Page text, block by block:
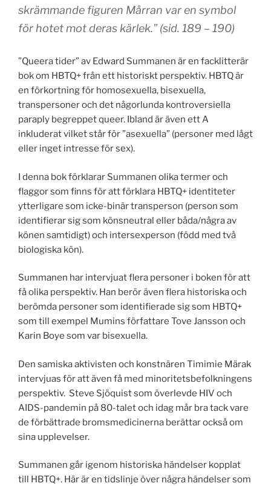
skrämmande figuren Mårran var en symbol
för hotet mot deras kärlek.” (sid. 189 – 190)
”Queera tider” av Edward Summanen är en facklitterär
bok om HBTQ+ från ett historiskt perspektiv. HBTQ är
en förkortning för homosexuella, bisexuella,
transpersoner och det någorlunda kontroversiella
paraply begreppet queer. Ibland är även ett A
inkluderat vilket står för ”asexuella” (personer med lågt
eller inget intresse för sex).
I denna bok förklarar Summanen olika termer och
flaggor som finns för att förklara HBTQ+ identiteter
ytterligare som icke-binär transperson (person som
identifierar sig som könsneutral eller båda/några av
könen samtidigt) och intersexperson (född med två
biologiska kön).
Summanen har intervjuat flera personer i boken för att
få olika perspektiv. Han berör även flera historiska och
berömda personer som identifierade sig som HBTQ+
som till exempel Mumins författare Tove Jansson och
Karin Boye som var bisexuella.
Den samiska aktivisten och konstnären Timimie Märak
intervjuas för att även få med minoritetsbefolkningens
perspektiv. Steve Sjöquist som överlevde HIV och
AIDS-pandemin på 80-talet och idag mår bra tack vare
de förbättrade bromsmedicinerna berättar också om
sina upplevelser.
Summanen går igenom historiska händelser kopplat
till HBTQ+. Här är en tidslinje över några händelser som